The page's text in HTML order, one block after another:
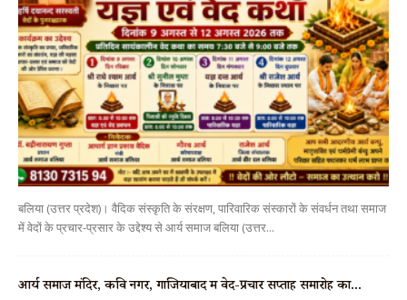
बलिया (उत्तर प्रदेश)। वैदिक संस्कृति के संरक्षण, पारिवारिक संस्कारों के संवर्धन तथा समाज
में वेदों के प्रचार-प्रसार के उद्देश्य से आर्य समाज बलिया (उत्तर...
आर्य समाज मंदिर, कवि नगर, गाजियाबाद में वेद-प्रचार सप्ताह समारोह का...